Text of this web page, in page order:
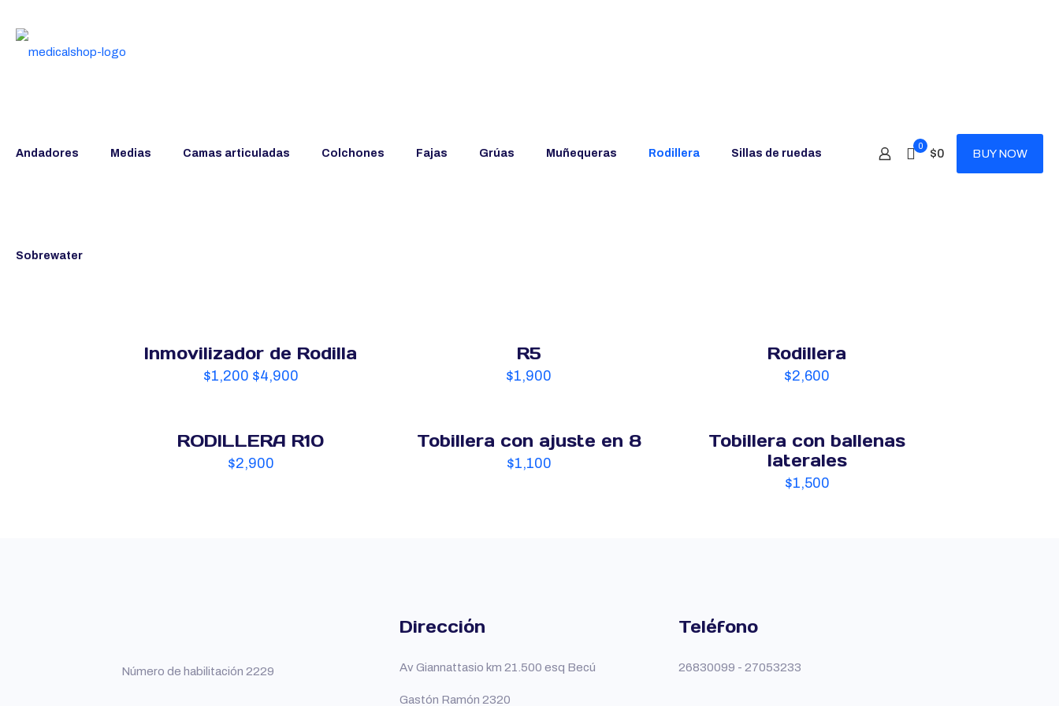
Andadores Medias Camas articuladas Colchones Fajas Grúas Muñequeras Rodillera Sillas de ruedas
Sobrewater
0
$0 BUY NOW
Inmovilizador de Rodilla
$1,200 $4,900
R5
$1,900
Rodillera
$2,600
RODILLERA R10
$2,900
Tobillera con ajuste en 8
$1,100
Tobillera con ballenas
laterales
$1,500
Número de habilitación 2229
Dirección
Av Giannattasio km 21.500 esq Becú
Gastón Ramón 2320
Teléfono
26830099 - 27053233